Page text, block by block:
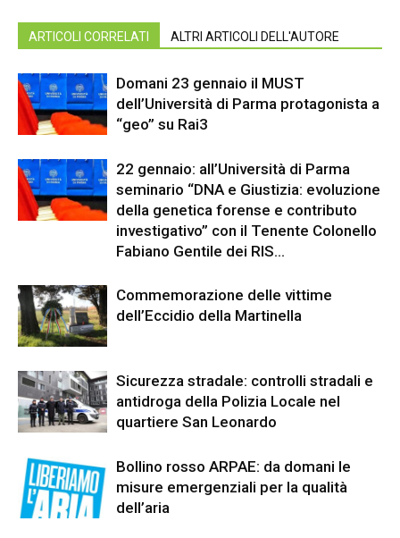
ARTICOLI CORRELATI ALTRI ARTICOLI DELL'AUTORE
Domani 23 gennaio il MUST
dell’Università di Parma protagonista a
“geo” su Rai3
22 gennaio: all’Università di Parma
seminario “DNA e Giustizia: evoluzione
della genetica forense e contributo
investigativo” con il Tenente Colonello
Fabiano Gentile dei RIS...
Commemorazione delle vittime
dell’Eccidio della Martinella
Sicurezza stradale: controlli stradali e
antidroga della Polizia Locale nel
quartiere San Leonardo
Bollino rosso ARPAE: da domani le
misure emergenziali per la qualità
dell’aria